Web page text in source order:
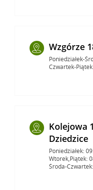
Wzgórze
Poniedziałek-
Czwartek-
Kolejowa
Dziedzice
Poniedziałek:
Wtorek,Piątek:
Środa-